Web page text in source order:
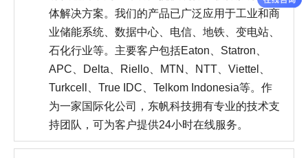
体解决方案。我们的产品已广泛应用于工业和商
业储能系统、数据中心、电信、地铁、变电站、
石化行业等。主要客户包括Eaton、Statron、
APC、Delta、Riello、MTN、NTT、Viettel、
Turkcell、True IDC、Telkom Indonesia等。作
为一家国际化公司，东帆科技拥有专业的技术支
持团队，可为客户提供24小时在线服务。